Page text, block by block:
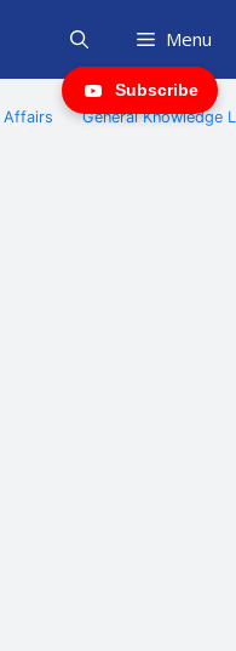
Menu
Affairs General Knowledge
Subscribe